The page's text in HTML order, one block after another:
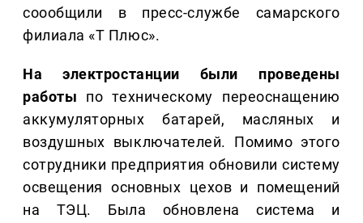
соообщили в пресс-службе самарского
филиала «Т Плюс».
На электростанции были проведены
работы по техническому переоснащению
аккумуляторных батарей, масляных и
воздушных выключателей. Помимо этого
сотрудники предприятия обновили систему
освещения основных цехов и помещений
на ТЭЦ. Была обновлена система и